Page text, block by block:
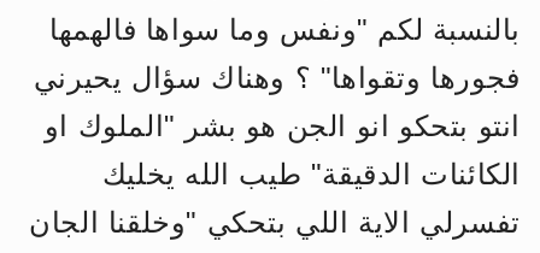
الحجّ.. دلالات، حِكم، وأهداف >> المزيد
اقرأ هذا المقال في أهمية عيد
بالنسبة لكم "ونفس وما سواها فالهمها
فجورها وتقواها" ؟ وهناك سؤال يحيرني
انتو بتحكو انو الجن هو بشر "الملوك او
الكائنات الدقيقة" طيب الله يخليك
تفسرلي الاية اللي بتحكي "وخلقنا الجان